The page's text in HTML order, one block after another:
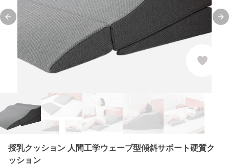
Previous slide
授乳クッション 人間工学ウェーブ型傾斜サポート硬質ク
ッション